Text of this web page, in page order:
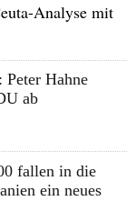
Analyse mit
Peter Hahne
ab
fallen in die
ein neues